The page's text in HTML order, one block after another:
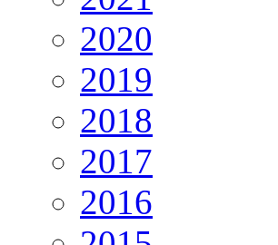
2020
2019
2018
2017
2016